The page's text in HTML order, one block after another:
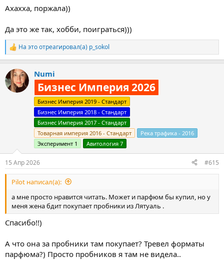
Но все равно было круто. Буду думать, как себя еще
Ахахха, поржала))
Да это же так, хобби, поиграться)))
Р
е
к
ц
и
На это отреагировал(а) p_sokol
Numi
Бизнес Империя 2026
Бизнес Империя 2019 - Стандарт
Бизнес Империя 2018 - Стандарт
Бизнес Империя 2017 - Стандарт
Товарная империя 2016 - Стандарт
Река трафика - 2016
Эксперимент 1
Авитология 7
15 Апр 2026 #615
Pilot написал(а):
а мне просто нравится читать. Может и парфюм бы купил, но у
меня жена бдит покупает пробники из Лятуаль .
Спасибо!!)
А что она за пробники там покупает? Тревел форматы
парфюма?) Просто пробников я там не видела..